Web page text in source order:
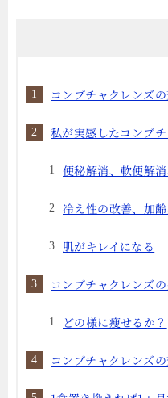
コンブチャクレンズの
私が実感したコンブ
便秘解消、軟便解
冷え性の改善、加
肌がキレイになる
コンブチャクレンズ
どの様に瘦せるか？
コンブチャクレンズ